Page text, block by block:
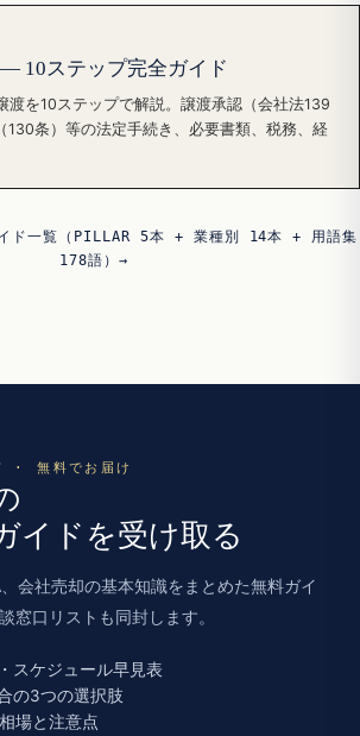
10ステップ完全ガイド
渡を10ステップで解説。譲渡承認（会社法139
130条）等の法定手続き、必要書類、税務、経
イド一覧（PILLAR 5本 + 業種別 14本 + 用語集
178語）→
· 無料でお届け
イドを受け取る
会社売却の基本知識をまとめた無料ガイ
窓口リストも同封します。
スケジュール早見表
の3つの選択肢
場と注意点